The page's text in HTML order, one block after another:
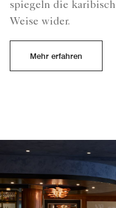
spiegeln die
Weise wider.
Mehr erfahren